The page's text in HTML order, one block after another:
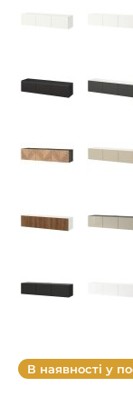
В наявності у